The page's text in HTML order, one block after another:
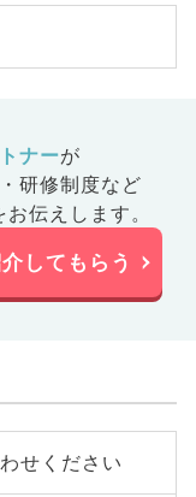
ナーが
研修制度など
伝えします。
してもらう
せください